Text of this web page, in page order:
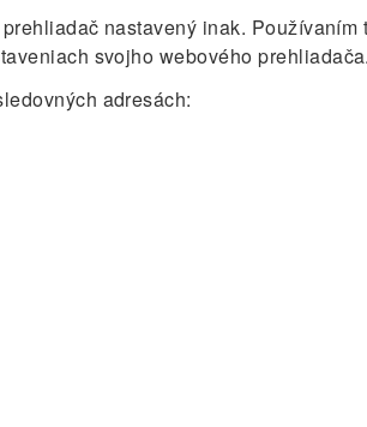
nastavený inak.
svojho webového prehliadača.
adresách: